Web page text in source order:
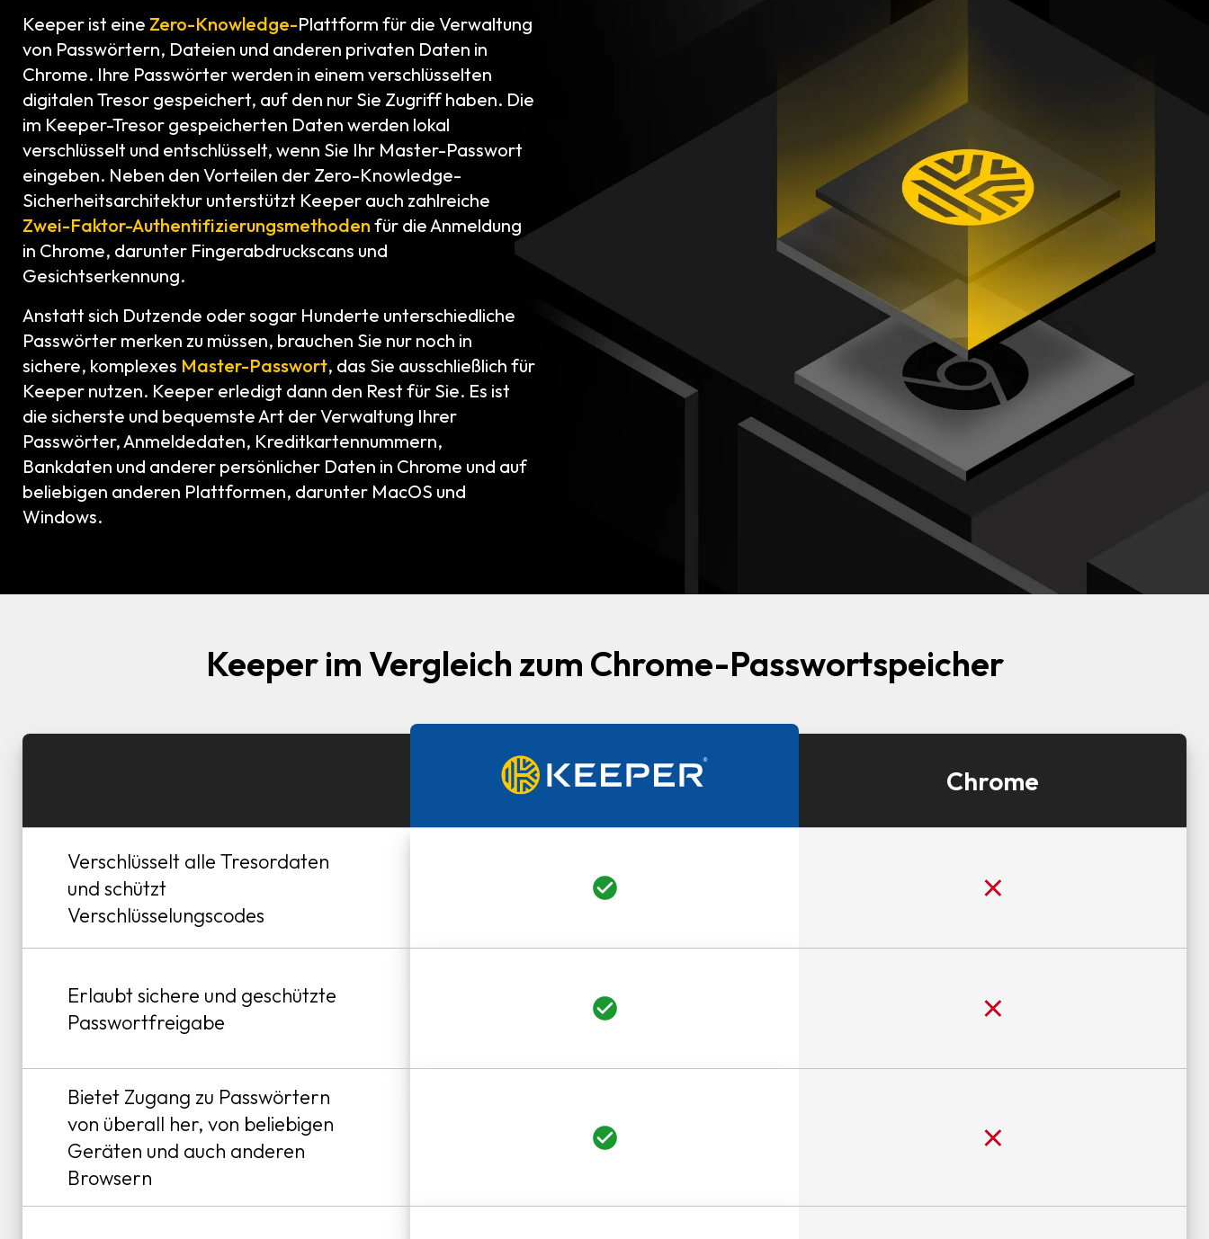
Keeper ist eine Zero-Knowledge-Plattform für die Verwaltung
von Passwörtern, Dateien und anderen privaten Daten in
Chrome. Ihre Passwörter werden in einem verschlüsselten
digitalen Tresor gespeichert, auf den nur Sie Zugriff haben. Die
im Keeper-Tresor gespeicherten Daten werden lokal
verschlüsselt und entschlüsselt, wenn Sie Ihr Master-Passwort
eingeben. Neben den Vorteilen der Zero-Knowledge-
Sicherheitsarchitektur unterstützt Keeper auch zahlreiche
Zwei-Faktor-Authentifizierungsmethoden für die Anmeldung
in Chrome, darunter Fingerabdruckscans und
Gesichtserkennung.
Anstatt sich Dutzende oder sogar Hunderte unterschiedliche
Passwörter merken zu müssen, brauchen Sie nur noch in
sichere, komplexes Master-Passwort, das Sie ausschließlich für
Keeper nutzen. Keeper erledigt dann den Rest für Sie. Es ist
die sicherste und bequemste Art der Verwaltung Ihrer
Passwörter, Anmeldedaten, Kreditkartennummern,
Bankdaten und anderer persönlicher Daten in Chrome und auf
beliebigen anderen Plattformen, darunter MacOS und
Windows.
Keeper im Vergleich zum Chrome-Passwortspeicher
Chrome
Verschlüsselt alle Tresordaten
und schützt
Verschlüsselungscodes
Erlaubt sichere und geschützte
Passwortfreigabe
Bietet Zugang zu Passwörtern
von überall her, von beliebigen
Geräten und auch anderen
Browsern